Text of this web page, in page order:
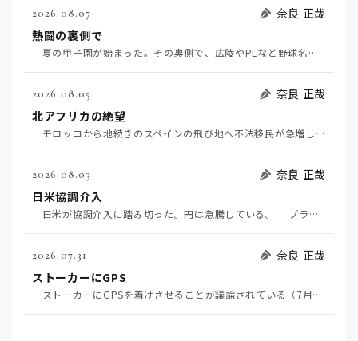
2026.08.07
奈良 正哉
熱闘の裏側で
夏の甲子園が始まった。その裏側で、広陵やPLなど野球名門校（だった）の不祥事のその後について、「熱…
2026.08.05
奈良 正哉
北アフリカの絶望
モロッコから地続きのスペインの飛び地へ不法移民が急増していて、当地の大問題となっている。「海を泳い…
2026.08.03
奈良 正哉
日米協調介入
日米が協調介入に踏み切った。円は急騰している。 プラザ合意以降、協調介入は為替相場の転機になって…
2026.07.31
奈良 正哉
ストーカーにGPS
ストーカーにGPSを着けさせることが議論されている（7月29日日経）。反対派は「ストーカーにも人権…